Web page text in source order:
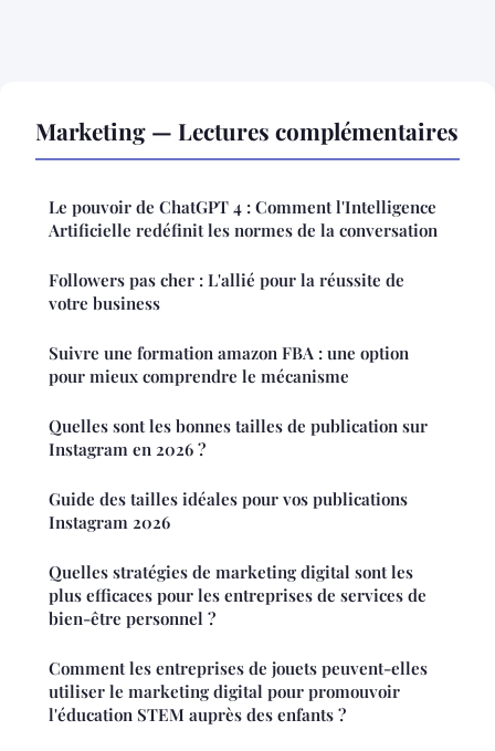
Marketing — Lectures complémentaires
Le pouvoir de ChatGPT 4 : Comment l'Intelligence
Artificielle redéfinit les normes de la conversation
Followers pas cher : L'allié pour la réussite de
votre business
Suivre une formation amazon FBA : une option
pour mieux comprendre le mécanisme
Quelles sont les bonnes tailles de publication sur
Instagram en 2026 ?
Guide des tailles idéales pour vos publications
Instagram 2026
Quelles stratégies de marketing digital sont les
plus efficaces pour les entreprises de services de
bien-être personnel ?
Comment les entreprises de jouets peuvent-elles
utiliser le marketing digital pour promouvoir
l'éducation STEM auprès des enfants ?